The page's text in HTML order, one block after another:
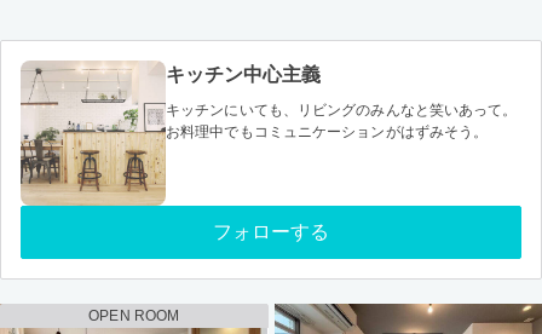
キッチン中心主義
キッチンにいても、リビングのみんなと笑いあって。
お料理中でもコミュニケーションがはずみそう。
フォローする
OPEN ROOM